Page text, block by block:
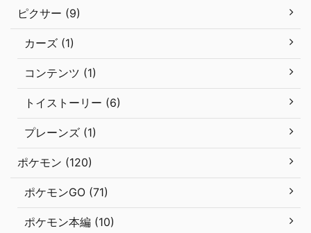
ピクサー (9)
カーズ (1)
コンテンツ (1)
トイストーリー (6)
プレーンズ (1)
ポケモン (120)
ポケモンGO (71)
ポケモン本編 (10)